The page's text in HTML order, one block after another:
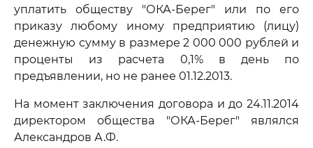
уплатить обществу "ОКА-Берег" или по его
приказу любому иному предприятию (лицу)
денежную сумму в размере 2 000 000 рублей и
проценты из расчета 0,1% в день по
предъявлении, но не ранее 01.12.2013.
На момент заключения договора и до 24.11.2014
директором общества "ОКА-Берег" являлся
Александров А.Ф.